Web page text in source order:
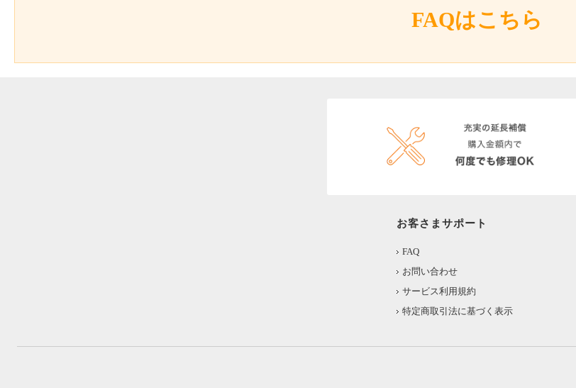
FAQはこちら
お客さまサポート
FAQ
お問い合わせ
サービス利用規約
特定商取引法に基づく表示